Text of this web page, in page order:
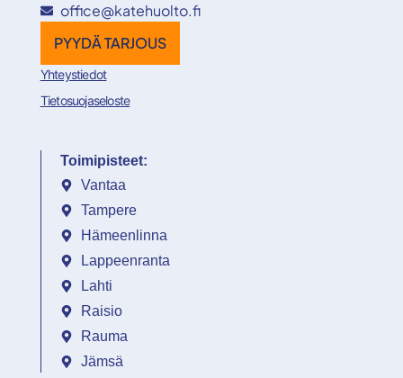
office@katehuolto.fi
PYYDÄ TARJOUS
Yhteystiedot
Tietosuojaseloste
Toimipisteet:
Vantaa
Tampere
Hämeenlinna
Lappeenranta
Lahti
Raisio
Rauma
Jämsä